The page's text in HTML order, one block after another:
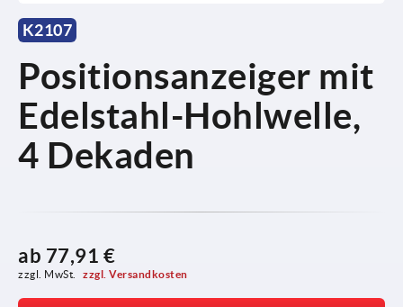
K2107
Positionsanzeiger mit
Edelstahl-Hohlwelle,
4 Dekaden
ab 77,91 €
zzgl. MwSt. zzgl. Versandkosten